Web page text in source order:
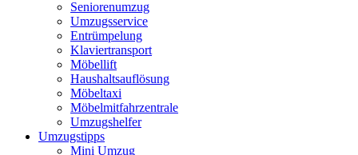
Seniorenumzug
Umzugsservice
Entrümpelung
Klaviertransport
Möbellift
Haushaltsauflösung
Möbeltaxi
Möbelmitfahrzentrale
Umzugshelfer
Umzugstipps
Mini Umzug